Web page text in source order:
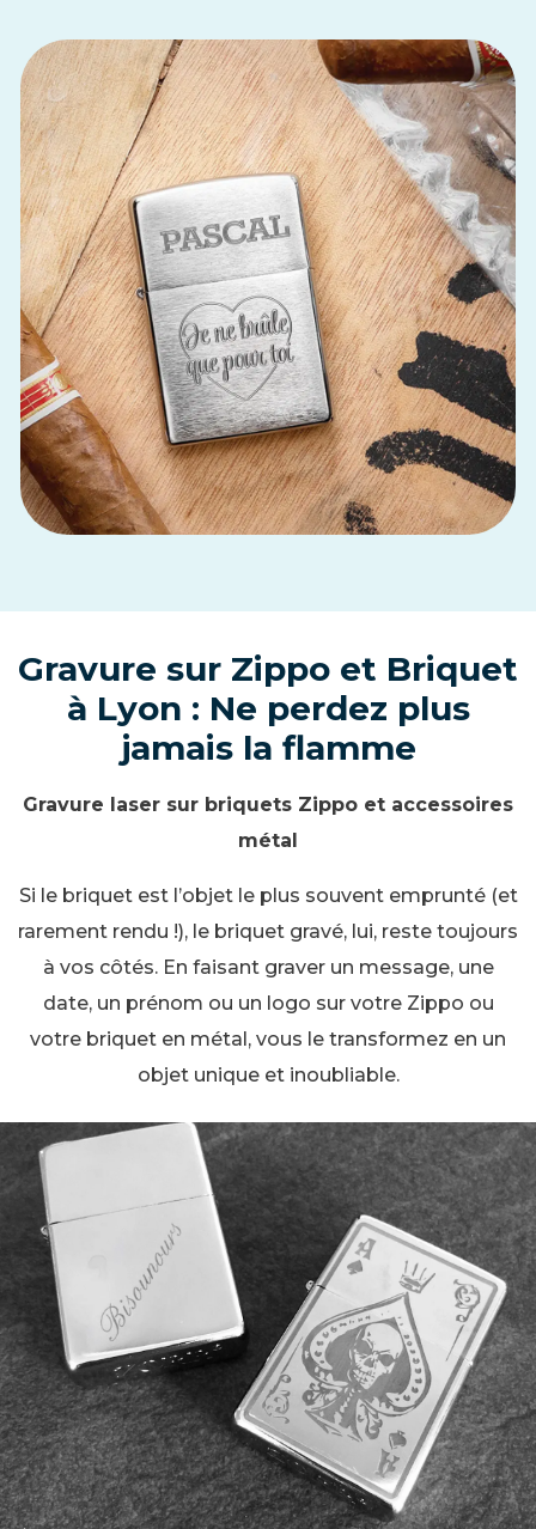
Gravure sur Zippo et Briquet
à Lyon : Ne perdez plus
jamais la flamme
Gravure laser sur briquets Zippo et accessoires
métal
Si le briquet est l’objet le plus souvent emprunté (et
rarement rendu !), le briquet gravé, lui, reste toujours
à vos côtés. En faisant graver un message, une
date, un prénom ou un logo sur votre Zippo ou
votre briquet en métal, vous le transformez en un
objet unique et inoubliable.